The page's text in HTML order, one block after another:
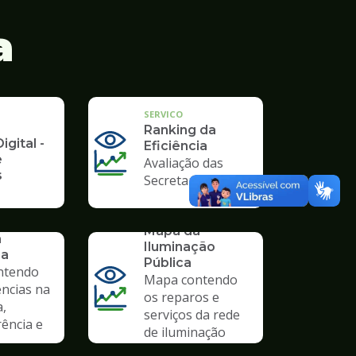
-
SERVICO
Ranking da
Eficiência
Avaliação das
Secretarias
na
e
Mapa da
Iluminação
Pública
Mapa contendo
os reparos e
serviços da rede
de iluminação